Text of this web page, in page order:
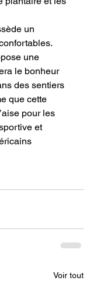
un
une
le bonheur
des sentiers
que cette
pour les
et
Voir tout